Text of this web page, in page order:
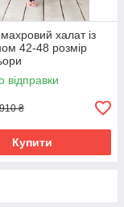
халат із
42-48 розмір
відправки
910 ₴
Купити